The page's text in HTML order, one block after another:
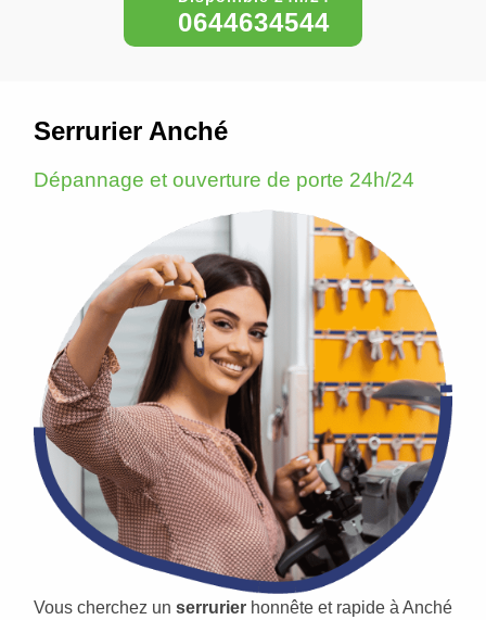
0644634544
Serrurier Anché
Dépannage et ouverture de porte 24h/24
Vous cherchez un serrurier honnête et rapide à Anché